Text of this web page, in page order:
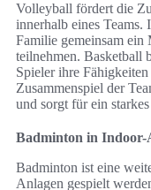
Volleyball fördert die
innerhalb eines Teams.
Familie gemeinsam ein
teilnehmen. Basketball
Spieler ihre
Zusammenspiel der
und sorgt für ein
Badminton in Indoor-
Badminton ist eine
Anlagen gespielt